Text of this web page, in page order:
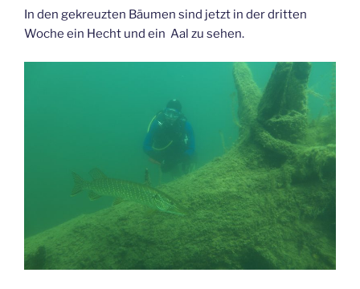
In den gekreuzten Bäumen sind jetzt in der dritten
Woche ein Hecht und ein Aal zu sehen.